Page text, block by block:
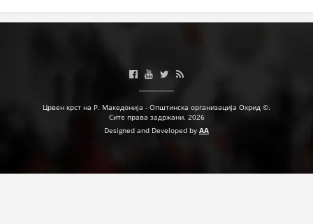
ПОСТЕРИ
ПРЕЗЕНТАЦИИ
Црвен крст на Р. Македонија - Општинска организација Охрид ©.
Сите права задржани. 2026
Designed and Developed by AA